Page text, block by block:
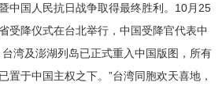
中国人民抗日战争取得最终胜利。10月25
受降仪式在台北举行，中国受降官代表中
湾及澎湖列岛已正式重入中国版图，所有
置于中国主权之下。”台湾同胞欢天喜地，